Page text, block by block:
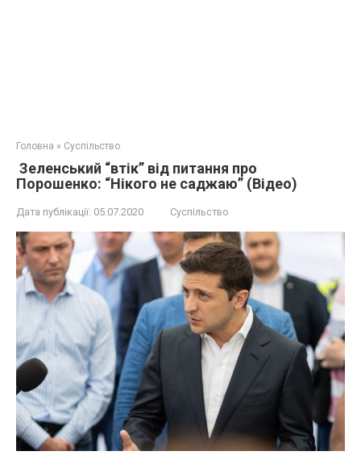
Головна » Суспільство
Зеленський “втік” від питання про
Порошенко: “Нікого не саджаю” (Відео)
Дата публікації: 05.07.2020 Суспільство